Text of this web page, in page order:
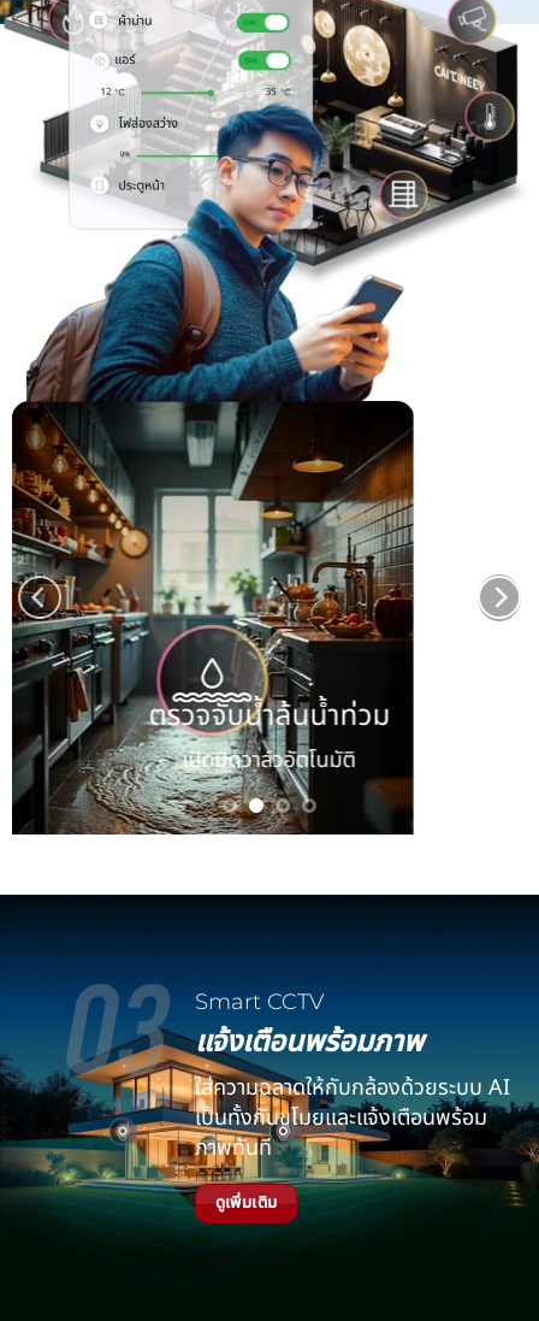
ตรวจจับน้ำล้นน้ำท่วม
เปิดปิดวาล์วอัตโนมัติ
Smart CCTV
แจ้งเตือนพร้อมภาพ
ใส่ความฉลาดให้กับกล้องด้วยระบบ AI
เป็นทั้งกันขโมยและแจ้งเตือนพร้อม
ภาพทันที
ดูเพิ่มเติม